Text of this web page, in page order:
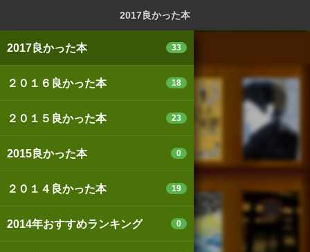
2017良かった本
2017良かった本 33
２０１６良かった本 18
２０１５良かった本 23
2015良かった本 0
２０１４良かった本 19
2014年おすすめランキング 0
スマートフォン版 パソコン版
個人情報保護基本方針
Cookie等の利用に関するガイドライン
サイトアクセス情報の取得について